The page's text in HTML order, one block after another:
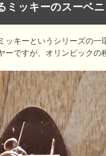
ミッキーのスーベ
ッキーというシリーズの一
ーですが、オリンピックの